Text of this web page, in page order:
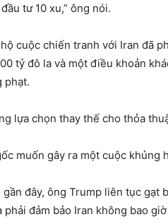
tư 10 xu,” ông nói.
cuộc chiến tranh với Iran đã
tỷ đô la và một điều khoản
phạt.
lựa chọn thay thế cho thỏa
muốn gây ra một cuộc khủng
đây, ông Trump liên tục
phải đảm bảo Iran không bao